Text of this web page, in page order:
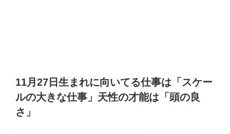
11月27日生まれに向いてる仕事は「スケー
ルの大きな仕事」天性の才能は「頭の良
さ」